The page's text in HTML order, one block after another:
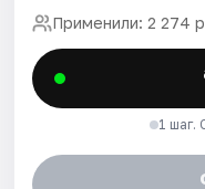
Применили: 2 274
1 шаг.